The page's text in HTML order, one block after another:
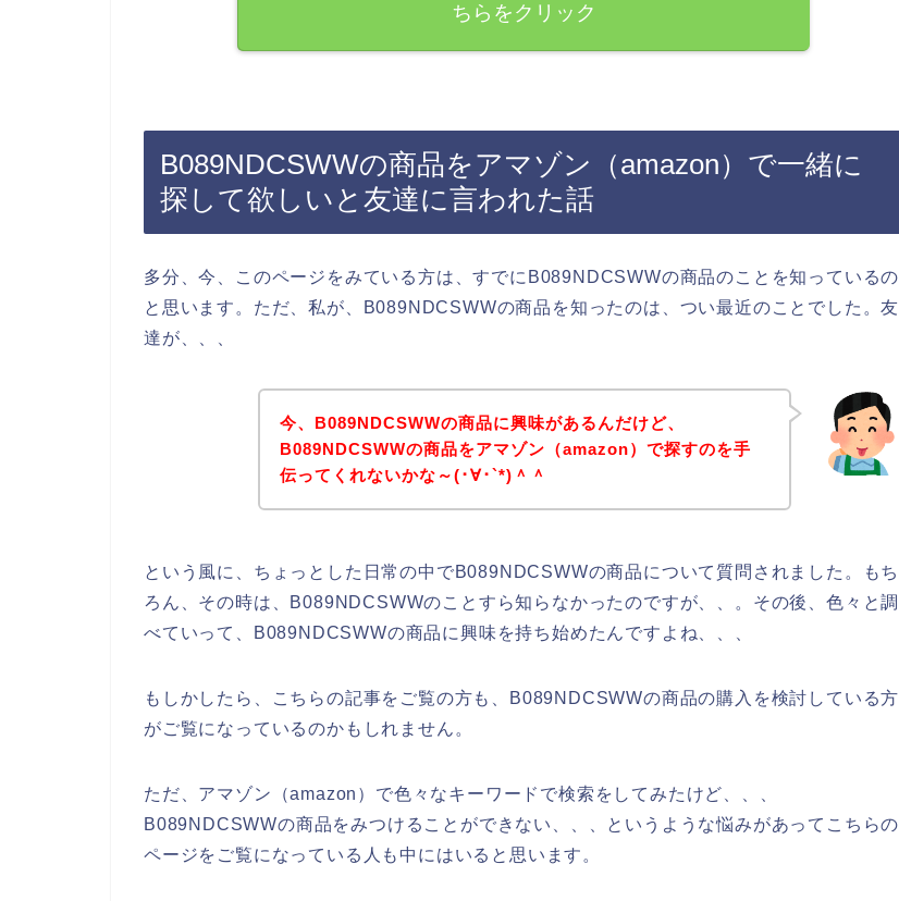
ちらをクリック
B089NDCSWWの商品をアマゾン（amazon）で一緒に
探して欲しいと友達に言われた話
多分、今、このページをみている方は、すでにB089NDCSWWの商品のことを知っているの
と思います。ただ、私が、B089NDCSWWの商品を知ったのは、つい最近のことでした。友
達が、、、
今、B089NDCSWWの商品に興味があるんだけど、
B089NDCSWWの商品をアマゾン（amazon）で探すのを手
伝ってくれないかな～(･∀･`*)＾＾
という風に、ちょっとした日常の中でB089NDCSWWの商品について質問されました。もち
ろん、その時は、B089NDCSWWのことすら知らなかったのですが、、。その後、色々と調
べていって、B089NDCSWWの商品に興味を持ち始めたんですよね、、、
もしかしたら、こちらの記事をご覧の方も、B089NDCSWWの商品の購入を検討している方
がご覧になっているのかもしれません。
ただ、アマゾン（amazon）で色々なキーワードで検索をしてみたけど、、、
B089NDCSWWの商品をみつけることができない、、、というような悩みがあってこちらの
ページをご覧になっている人も中にはいると思います。